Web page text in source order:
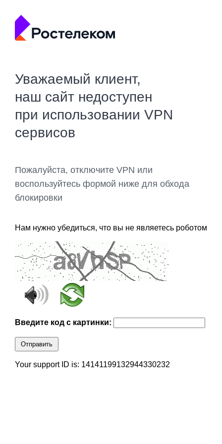
Уважаемый клиент,
наш сайт недоступен
при использовании VPN
сервисов
Пожалуйста, отключите VPN или
воспользуйтесь формой ниже для обхода
блокировки
Нам нужно убедиться, что вы не являетесь роботом
Введите код с картинки:
Отправить
Your support ID is: 14141199132944330232